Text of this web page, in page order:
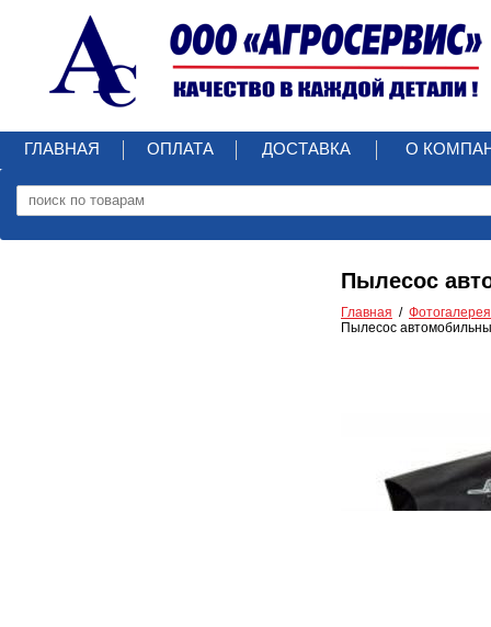
ГЛАВНАЯ ОПЛАТА ДОСТАВКА О
Пылесос
Главная
Фотогалерея
Пылесос